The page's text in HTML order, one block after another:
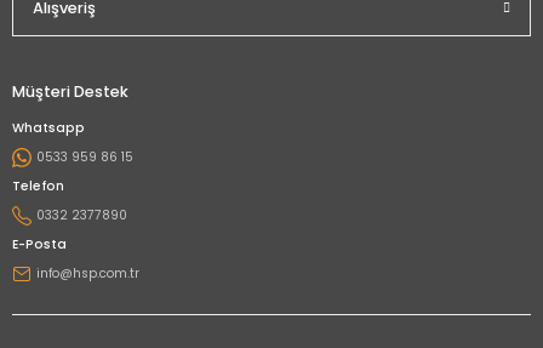
Alışveriş
Müşteri Destek
Whatsapp
0533 959 86 15
Telefon
0332 2377890
E-Posta
info@hsp.com.tr